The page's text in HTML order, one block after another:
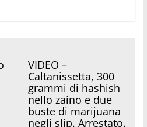
VIDEO –
Caltanissetta, 300
grammi di hashish
nello zaino e due
buste di marijuana
negli slip. Arrestato.